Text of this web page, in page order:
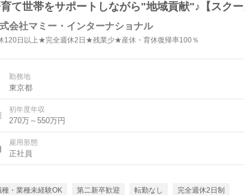
て世帯をサポートしながら"地域貢献"♪【スクー
会社マミー・インターナショナル
120日以上★完全週休2日★残業少★産休・育休復帰率100％
勤務地
東京都
初年度年収
270万～550万円
雇用形態
正社員
種・業種未経験OK 第二新卒歓迎 転勤なし 完全週休2日制